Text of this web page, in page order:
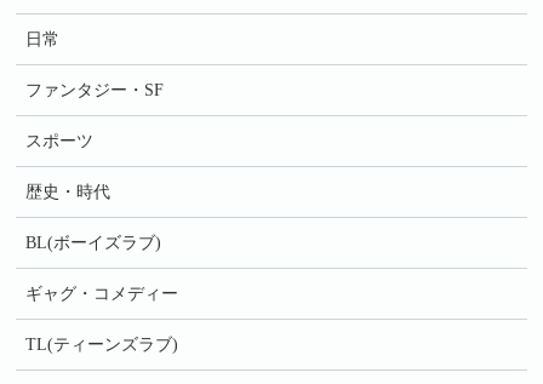
日常
ファンタジー・SF
スポーツ
歴史・時代
BL(ボーイズラブ)
ギャグ・コメディー
TL(ティーンズラブ)